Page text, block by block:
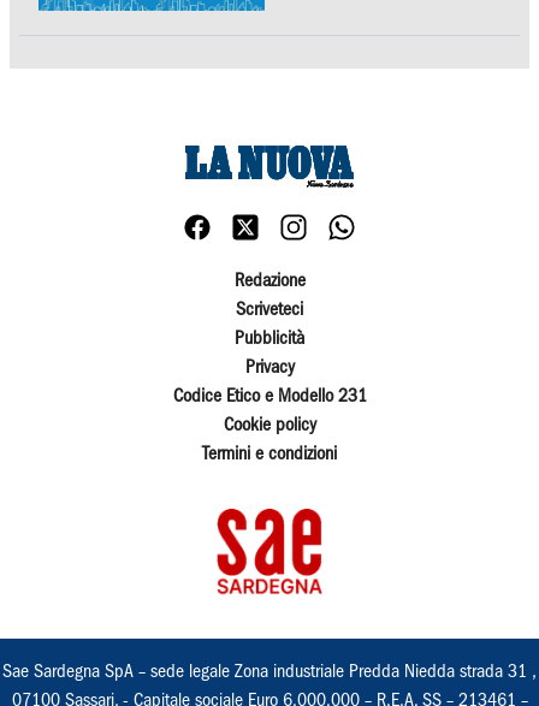
Redazione
Scriveteci
Pubblicità
Privacy
Codice Etico e Modello 231
Cookie policy
Termini e condizioni
Sae Sardegna SpA – sede legale Zona industriale Predda Niedda strada 31 ,
07100 Sassari, - Capitale sociale Euro 6.000.000 – R.E.A. SS – 213461 –